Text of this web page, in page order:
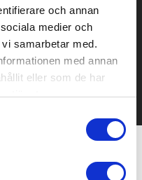
och annan
medier och
samarbetar med.
med annan
eller som de har
tjänster.
mailen?
på produkt och pris över
ställa frågor!